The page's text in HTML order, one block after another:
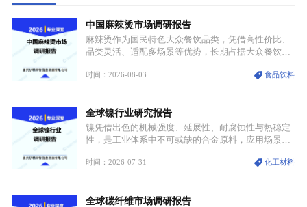
中国麻辣烫市场调研报告
麻辣烫作为国民特色大众餐饮品类，凭借高性价比、
品类灵活、适配多场景等优势，长期占据大众餐饮重
型，叠加消费需求升级、线上流量变革、新零售业态
特点，在消费、创业、政策、技术多重驱动下，依旧
具备强劲的发展活力。
时间：2026-08-03 食品饮料
全球镍行业研究报告
镍凭借出色的机械强度、延展性、耐腐蚀性与热稳定
性，是工业体系中不可或缺的合金原料，应用场景横
用价值难以被替代。依托理化优势，镍被全球主要经
型为新能源核心战略矿产，全球产业形成“印尼掌控
时间：2026-07-31 化工材料
全球碳纤维市场调研报告